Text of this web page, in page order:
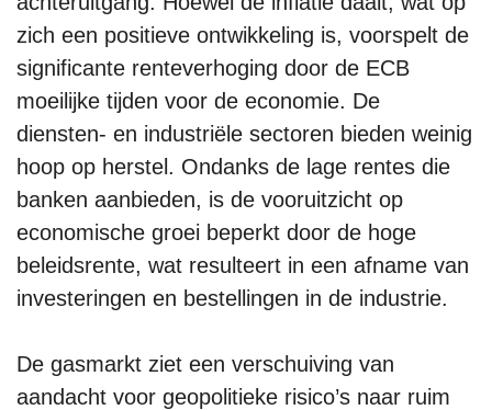
zich een positieve ontwikkeling is, voorspelt de
significante renteverhoging door de ECB
moeilijke tijden voor de economie. De
diensten- en industriële sectoren bieden weinig
hoop op herstel. Ondanks de lage rentes die
banken aanbieden, is de vooruitzicht op
economische groei beperkt door de hoge
beleidsrente, wat resulteert in een afname van
investeringen en bestellingen in de industrie.
De gasmarkt ziet een verschuiving van
aandacht voor geopolitieke risico’s naar ruim